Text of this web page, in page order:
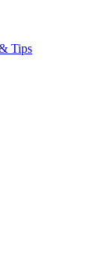
Tips